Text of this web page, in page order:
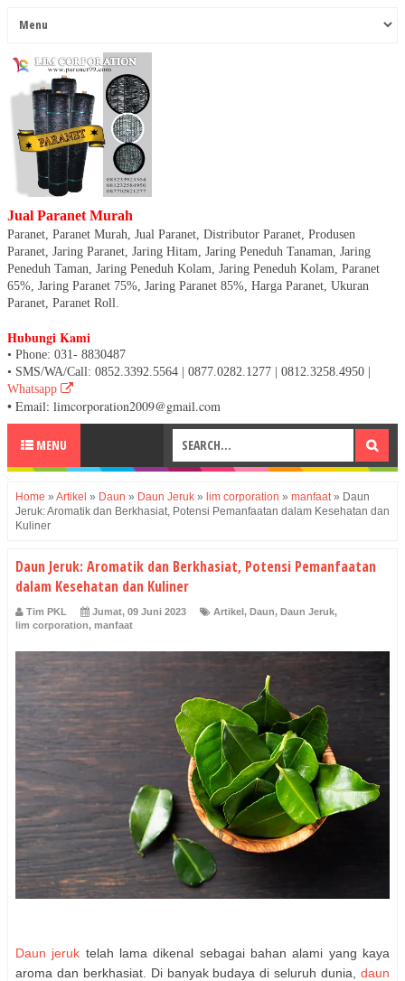
Jual Paranet Murah
Paranet, Paranet Murah, Jual Paranet, Distributor Paranet, Produsen
Paranet, Jaring Paranet, Jaring Hitam, Jaring Peneduh Tanaman, Jaring
Peneduh Taman, Jaring Peneduh Kolam, Jaring Peneduh Kolam, Paranet
65%, Jaring Paranet 75%, Jaring Paranet 85%, Harga Paranet, Ukuran
Paranet, Paranet Roll.
Hubungi Kami
• Phone: 031- 8830487
• SMS/WA/Call: 0852.3392.5564 | 0877.0282.1277 | 0812.3258.4950 |
Whatsapp
• Email: limcorporation2009@gmail.com
MENU
Home » Artikel » Daun » Daun Jeruk » lim corporation » manfaat» Daun
Jeruk: Aromatik dan Berkhasiat, Potensi Pemanfaatan dalam Kesehatan dan
Kuliner
Daun Jeruk: Aromatik dan Berkhasiat, Potensi Pemanfaatan
dalam Kesehatan dan Kuliner
Tim PKL Jumat, 09 Juni 2023 Artikel, Daun, Daun Jeruk,
lim corporation, manfaat
Daun jeruk telah lama dikenal sebagai bahan alami yang kaya
aroma dan berkhasiat. Di banyak budaya di seluruh dunia, daun